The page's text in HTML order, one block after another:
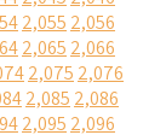
2,055 2,056
2,065 2,066
2,075 2,076
2,085 2,086
2,095 2,096